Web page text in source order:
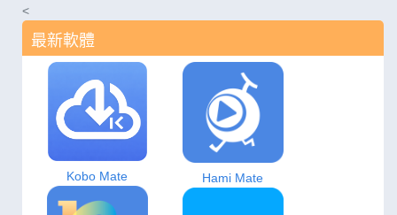
<
最新軟體
Kobo Mate Hami Mate